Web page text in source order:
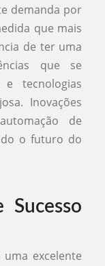
demanda por
que mais
de ter uma
que se
tecnologias
Inovações
de
o futuro do
Sucesso
excelente